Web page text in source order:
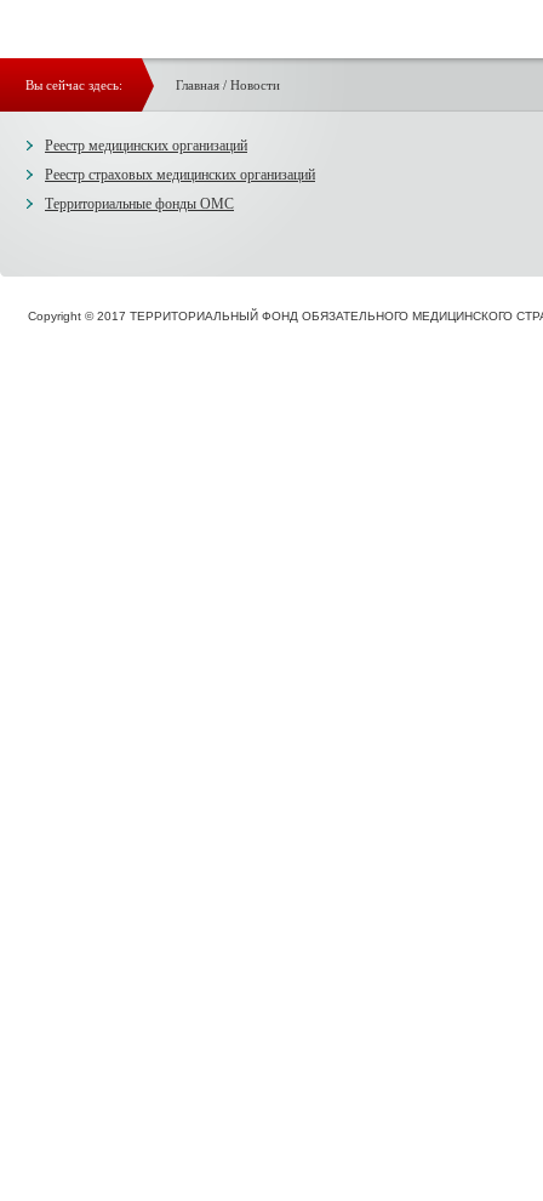
Вы сейчас здесь: Главная/ Новости
Реестр медицинских организаций
Реестр страховых медицинских организаций
Территориальные фонды ОМС
Copyright © 2017 ТЕРРИТОРИАЛЬНЫЙ ФОНД ОБЯЗАТЕЛЬНОГО МЕДИЦИНСКОГО